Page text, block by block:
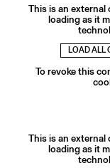
This is an
loading as it
LOAD ALL
To revoke this
This is an
loading as it